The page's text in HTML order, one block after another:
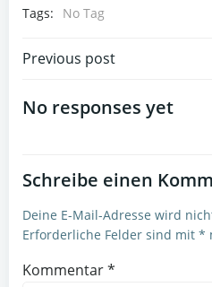
Tags:
No Tag
Post
navigation
Previous post
No responses yet
Schreibe einen
Deine E-Mail-Adresse wird
Erforderliche Felder sind mit *
Kommentar*